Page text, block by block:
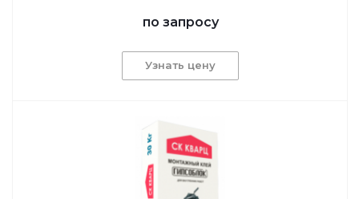
по запросу
Узнать цену